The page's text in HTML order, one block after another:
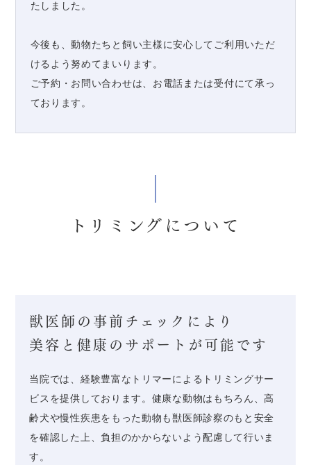
たしました。
今後も、動物たちと飼い主様に安心してご利用いただ
けるよう努めてまいります。
ご予約・お問い合わせは、お電話または受付にて承っ
ております。
トリミングについて
獣医師の事前チェックにより
美容と健康のサポートが可能です
当院では、経験豊富なトリマーによるトリミングサー
ビスを提供しております。健康な動物はもちろん、高
齢犬や慢性疾患をもった動物も獣医師診察のもと安全
を確認した上、負担のかからないよう配慮して行いま
す。